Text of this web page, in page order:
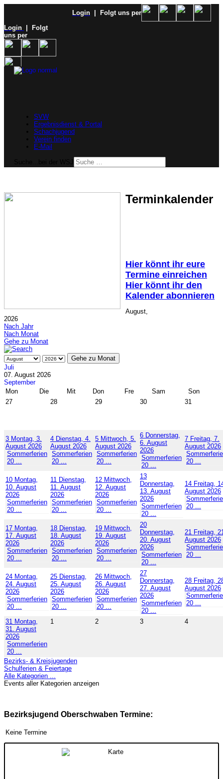
Login
| Folgt uns per
Login
| Folgt
uns per
SVW
Ergebnisdienst & Portal
Schachjugend
Verein finden
E-Mail
Terminkalender
Hier könnt ihr eure
Termine einreichen
Hier könnt ihr den
Kalender abonnieren
August,
2026
Nach Jahr
Nach Monat
Gehe zu Monat
Gehe zu Monat
Juli
07. August 2026
September
Mon
Die Mit Don Fre Sam
Son
27
28 29 30 31
3 Montag, 3.
August 2026
Sommerferien
20 ...
4 Dienstag, 4.
August 2026
Sommerferien
20 ...
5 Mittwoch, 5.
August 2026
Sommerferien
20 ...
6 Donnerstag,
6. August
2026
Sommerferien
20 ...
7 Freitag, 7.
August 2026
20 ...
10 Montag,
10. August
2026
Sommerferien
20 ...
11 Dienstag,
11. August
2026
Sommerferien
20 ...
12 Mittwoch,
12. August
2026
Sommerferien
20 ...
13
Donnerstag,
13. August
2026
Sommerferien
20 ...
14 Freitag,
August 2026
20 ...
17 Montag,
17. August
2026
Sommerferien
20 ...
18 Dienstag,
18. August
2026
Sommerferien
20 ...
19 Mittwoch,
19. August
2026
Sommerferien
20 ...
20
Donnerstag,
20. August
2026
Sommerferien
20 ...
21 Freitag,
August 2026
20 ...
24 Montag,
24. August
2026
Sommerferien
20 ...
25 Dienstag,
25. August
2026
Sommerferien
20 ...
26 Mittwoch,
26. August
2026
Sommerferien
20 ...
27
Donnerstag,
27. August
2026
Sommerferien
20 ...
28 Freitag,
August 2026
20 ...
31 Montag,
31. August
2026
Sommerferien
20 ...
1 2 3 4
Bezirks- & Kreisjugenden
Schulferien & Feiertage
Alle Kategorien ...
Events aller Kategorien anzeigen
Bezirksjugend Oberschwaben Termine:
Keine Termine